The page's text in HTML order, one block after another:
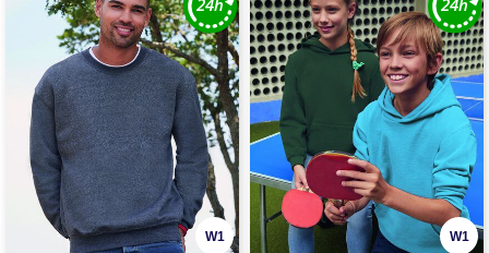
W1 W1